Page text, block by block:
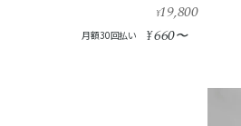
¥19,800
月額30回払い ¥660〜